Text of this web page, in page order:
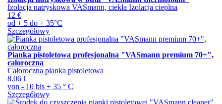
Izolacja natryskowa VASmann, ciekła Izolacja cieplna
12 €
od + 5 do + 35°C
Szczegółowy
Pianka pistoletowa profesjonalna "VASmann premium 70+",
całoroczna
Całoroczna pianka pistoletowa
8.06 €
von - 10 bis + 35 ° C
Szczegółowy